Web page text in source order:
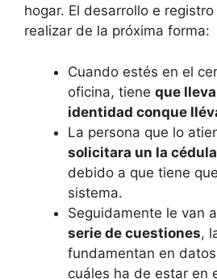
hogar. El desarrollo e
realizar de la próxima forma:
Cuando estés en el
oficina, tiene que
identidad conque
La persona que lo
solicitara un la
debido a que tiene
sistema.
Seguidamente le van a
serie de cuestiones,
fundamentan en
cuáles ha de estar en